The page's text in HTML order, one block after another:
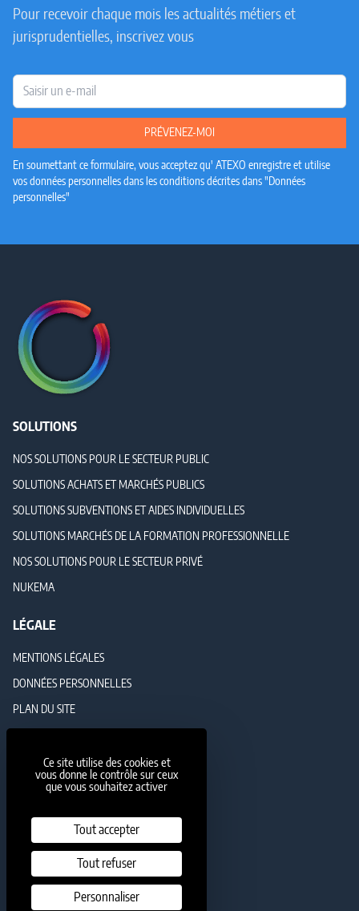
Pour recevoir chaque mois les actualités métiers et
jurisprudentielles, inscrivez vous
E-mail
PRÉVENEZ-MOI
En soumettant ce formulaire, vous acceptez qu' ATEXO enregistre et utilise
vos données personnelles dans les conditions décrites dans "Données
personnelles"
SOLUTIONS
NOS SOLUTIONS POUR LE SECTEUR PUBLIC
SOLUTIONS ACHATS ET MARCHÉS PUBLICS
SOLUTIONS SUBVENTIONS ET AIDES INDIVIDUELLES
SOLUTIONS MARCHÉS DE LA FORMATION PROFESSIONNELLE
NOS SOLUTIONS POUR LE SECTEUR PRIVÉ
NUKEMA
LÉGALE
MENTIONS LÉGALES
DONNÉES PERSONNELLES
PLAN DU SITE
NOUS SUIVRE
InstagramTwitter LinkedIn YouTube
NOUS REJOINDRE
Ce site utilise des cookies et
vous donne le contrôle sur ceux
que vous souhaitez activer
Tout accepter
Tout refuser
Personnaliser